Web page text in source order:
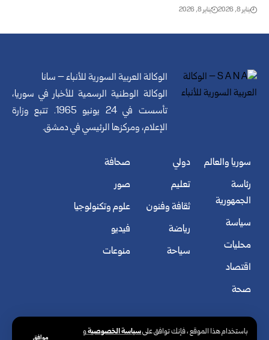
باستخدام هذا الموقع ، فإنك توافق علىسياسة الخصوصيةو
موافق
يناير 8, 2026 يناير 8, 2026
الوكالة العربية السورية للأنباء – سانا
الوكالة الوطنية الرسمية للأخبار في سوريا،
تأسست في 24 يونيو 1965. تتبع وزارة
الإعلام، ومركزها الرئيسي في دمشق.
سوريا والعالم
رئاسة
الجمهورية
سياسة
محليات
اقتصاد
صحة
دولي
تعليم
ثقافة وفنون
رياضة
سياحة
صحافة
صور
علوم وتكنولوجيا
فيديو
منوعات